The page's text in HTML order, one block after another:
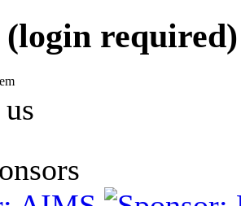
required)